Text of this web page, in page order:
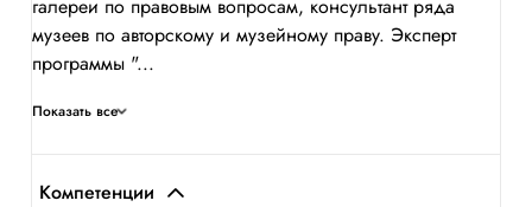
галереи по правовым вопросам, консультант ряда
музеев по авторскому и музейному праву. Эксперт
программы "...
Показать все
Компетенции